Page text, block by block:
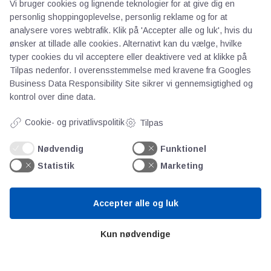
Videncentre
Teknologisk Institut
Bitva
Litteratur
Ståbi
Vi bruger cookies og lignende teknologier for at give dig en
personlig shoppingoplevelse, personlig reklame og for at
analysere vores webtrafik. Klik på 'Accepter alle og luk', hvis du
ønsker at tillade alle cookies. Alternativt kan du vælge, hvilke
typer cookies du vil acceptere eller deaktivere ved at klikke på
Tilpas nedenfor. I overensstemmelse med kravene fra Googles
Business Data Responsibility Site sikrer vi gennemsigtighed og
kontrol over dine data.
Cookie- og privatlivspolitik Tilpas
Nødvendig
Funktionel
Statistik
Marketing
Kun nødvendige
Accepter alle og luk